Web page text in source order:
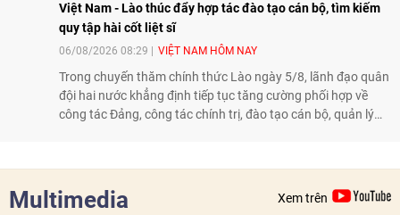
Việt Nam - Lào thúc đẩy hợp tác đào tạo cán bộ, tìm kiếm
quy tập hài cốt liệt sĩ
06/08/2026 08:29 VIỆT NAM HÔM NAY
Trong chuyến thăm chính thức Lào ngày 5/8, lãnh đạo quân
đội hai nước khẳng định tiếp tục tăng cường phối hợp về
công tác Đảng, công tác chính trị, đào tạo cán bộ, quản lý
Multimedia Xem trên